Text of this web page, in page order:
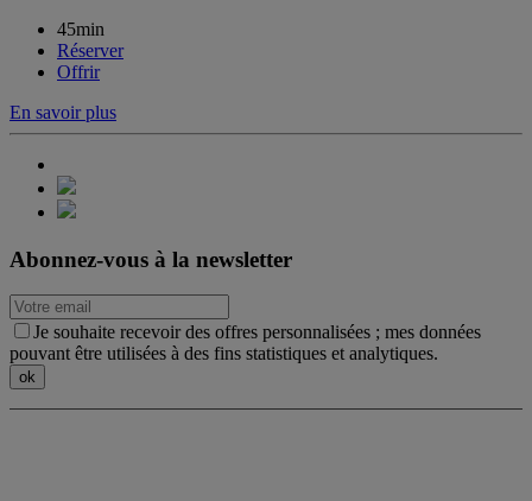
45min
Réserver
Offrir
En savoir plus
Abonnez-vous à la newsletter
Je souhaite recevoir des offres personnalisées ; mes données
pouvant être utilisées à des fins statistiques et analytiques.